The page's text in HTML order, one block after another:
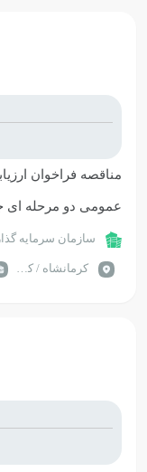
مناقصه فراخوان
عمومی دو مرحله ای
کرمانشاهسازمان سرمایه
كرمانشاه / کرمانشاه